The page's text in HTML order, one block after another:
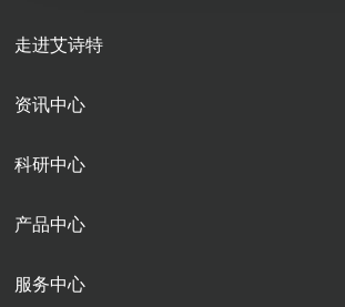
走进艾诗特
资讯中心
科研中心
产品中心
服务中心